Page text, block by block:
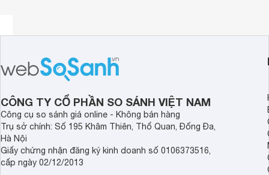
CÔNG TY CỔ PHẦN SO SÁNH VIỆT NAM
Công cụ so sánh giá online - Không bán hàng
Trụ sở chính: Số 195 Khâm Thiên, Thổ Quan, Đống Đa,
Hà Nội
Giấy chứng nhận đăng ký kinh doanh số 0106373516,
cấp ngày 02/12/2013